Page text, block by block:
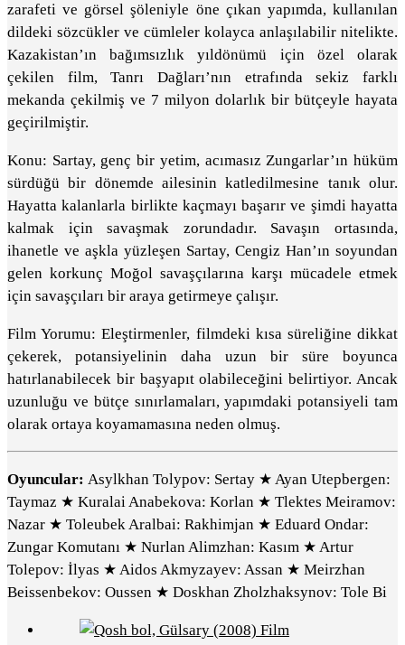
zarafeti ve görsel şöleniyle öne çıkan yapımda, kullanılan
dildeki sözcükler ve cümleler kolayca anlaşılabilir nitelikte.
Kazakistan’ın bağımsızlık yıldönümü için özel olarak
çekilen film, Tanrı Dağları’nın etrafında sekiz farklı
mekanda çekilmiş ve 7 milyon dolarlık bir bütçeyle hayata
geçirilmiştir.
Konu: Sartay, genç bir yetim, acımasız Zungarlar’ın hüküm
sürdüğü bir dönemde ailesinin katledilmesine tanık olur.
Hayatta kalanlarla birlikte kaçmayı başarır ve şimdi hayatta
kalmak için savaşmak zorundadır. Savaşın ortasında,
ihanetle ve aşkla yüzleşen Sartay, Cengiz Han’ın soyundan
gelen korkunç Moğol savaşçılarına karşı mücadele etmek
için savaşçıları bir araya getirmeye çalışır.
Film Yorumu: Eleştirmenler, filmdeki kısa süreliğine dikkat
çekerek, potansiyelinin daha uzun bir süre boyunca
hatırlanabilecek bir başyapıt olabileceğini belirtiyor. Ancak
uzunluğu ve bütçe sınırlamaları, yapımdaki potansiyeli tam
olarak ortaya koyamamasına neden olmuş.
Oyuncular: Asylkhan Tolypov: Sertay ★ Ayan Utepbergen:
Taymaz ★ Kuralai Anabekova: Korlan ★ Tlektes Meiramov:
Nazar ★ Toleubek Aralbai: Rakhimjan ★ Eduard Ondar:
Zungar Komutanı ★ Nurlan Alimzhan: Kasım ★ Artur
Tolepov: İlyas ★ Aidos Akmyzayev: Assan ★ Meirzhan
Beissenbekov: Oussen ★ Doskhan Zholzhaksynov: Tole Bi